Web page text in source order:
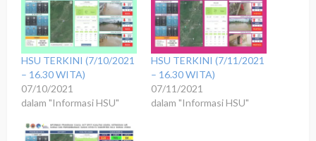
HSU TERKINI (7/10/2021
– 16.30 WITA)
07/10/2021
dalam "Informasi HSU"
HSU TERKINI (7/11/2021
– 16.30 WITA)
07/11/2021
dalam "Informasi HSU"